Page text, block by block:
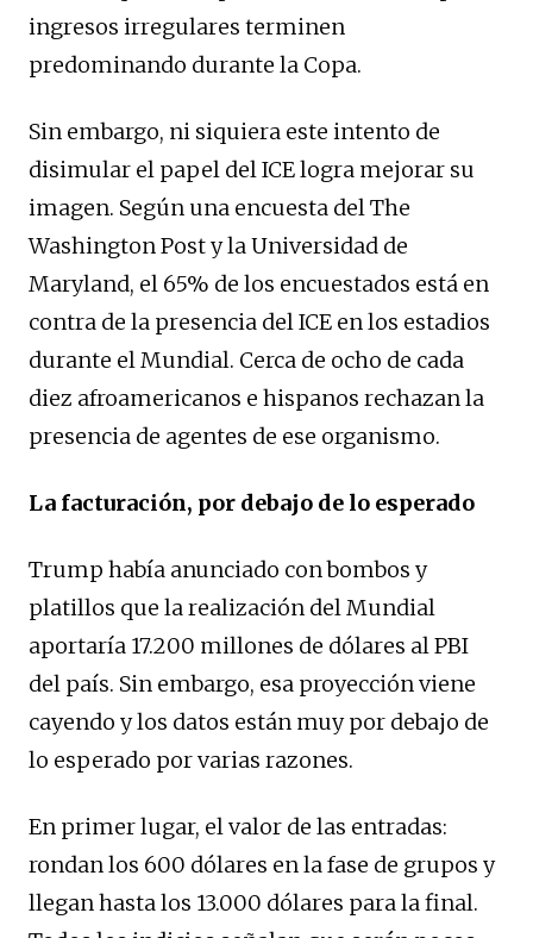
ingresos irregulares terminen
predominando durante la Copa.
Sin embargo, ni siquiera este intento de
disimular el papel del ICE logra mejorar su
imagen. Según una encuesta del The
Washington Post y la Universidad de
Maryland, el 65% de los encuestados está en
contra de la presencia del ICE en los estadios
durante el Mundial. Cerca de ocho de cada
diez afroamericanos e hispanos rechazan la
presencia de agentes de ese organismo.
La facturación, por debajo de lo esperado
Trump había anunciado con bombos y
platillos que la realización del Mundial
aportaría 17.200 millones de dólares al PBI
del país. Sin embargo, esa proyección viene
cayendo y los datos están muy por debajo de
lo esperado por varias razones.
En primer lugar, el valor de las entradas:
rondan los 600 dólares en la fase de grupos y
llegan hasta los 13.000 dólares para la final.